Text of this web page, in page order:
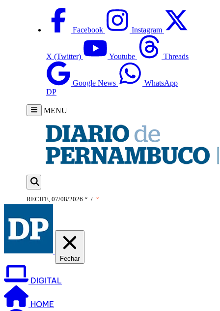
Facebook Instagram
X (Twitter) Youtube Threads
Google News
WhatsApp
DP
MENU
RECIFE, 07/08/2026 ° / °
Fechar
DIGITAL
HOME